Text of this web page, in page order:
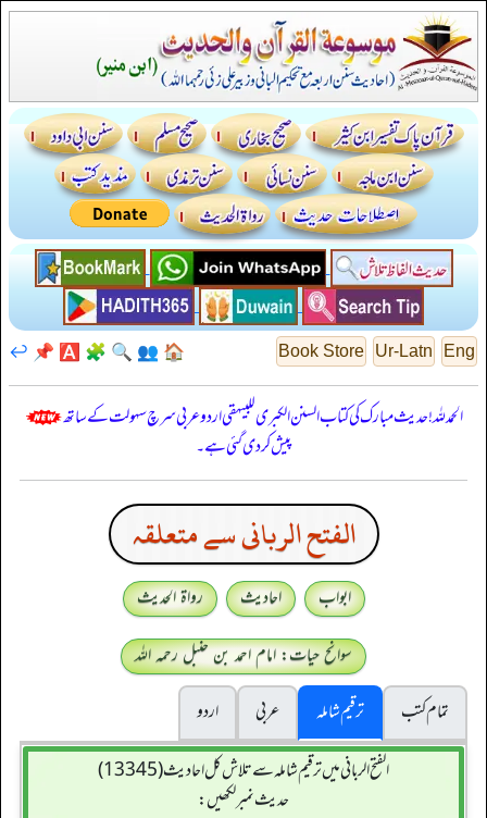
Eng
Ur-Latn
Book Store
🏠
👥
🔍
🧩
🅰️
📌
↩️
الحمدللہ! حدیث مبارک کی کتاب السنن الكبرى للبيهقي اردو عربی سرچ سہولت کے ساتھ
پیش کر دی گئی ہے۔
الفتح الربانی سے متعلقہ
ابواب احادیث
رواۃ الحدیث
سوانح حیات: امام احمد بن حنبل رحمہ اللہ
تمام کتب
ترقیم شاملہ عربی
اردو
الفتح الربانی میں ترقیم شاملہ سے تلاش کل احادیث (13345)
حدیث نمبر لکھیں: